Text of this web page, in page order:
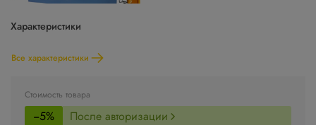
Характеристики
Все характеристики
Стоимость товара
−5% После авторизации